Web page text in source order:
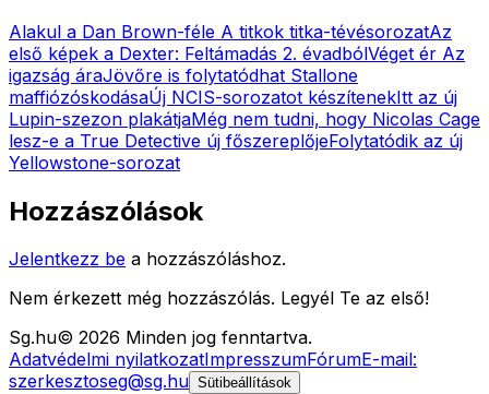
Alakul a Dan Brown-féle A titkok titka-tévésorozatAz
első képek a Dexter: Feltámadás 2. évadbólVéget ér Az
igazság áraJövőre is folytatódhat Stallone
maffiózóskodásaÚj NCIS-sorozatot készítenekItt az új
Lupin-szezon plakátjaMég nem tudni, hogy Nicolas Cage
lesz-e a True Detective új főszereplőjeFolytatódik az új
Yellowstone-sorozat
Hozzászólások
Jelentkezz be a hozzászóláshoz.
Nem érkezett még hozzászólás. Legyél Te az első!
Sg.hu© 2026 Minden jog fenntartva.
Adatvédelmi nyilatkozatImpresszumFórumE-mail:
szerkesztoseg@sg.hu Sütibeállítások